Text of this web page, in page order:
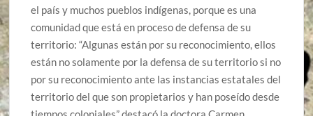
el país y muchos pueblos indígenas, porque es una
comunidad que está en proceso de defensa de su
territorio: “Algunas están por su reconocimiento, ellos
están no solamente por la defensa de su territorio si no
por su reconocimiento ante las instancias estatales del
territorio del que son propietarios y han poseído desde